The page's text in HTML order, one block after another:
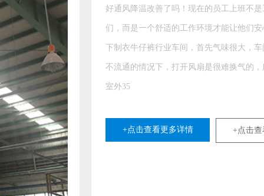
好通风降温改善了吗！现在的员工上班不是工资高就能留住他
们，而是一个舒适的工作环境才能让他们安心工作，举例来说
下制衣牛仔裤行业车间，首先气味很大，车间人员密集。空气
不流通的情况下，打开风扇是很难换气的，所以车间到了夏季
室外35
+点击查看更多详情 +点击查看更多方案